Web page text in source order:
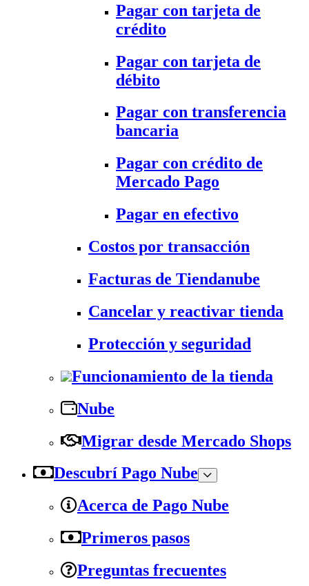
Pagar con tarjeta de
crédito
Pagar con tarjeta de
débito
Pagar con transferencia
bancaria
Pagar con crédito de
Mercado Pago
Pagar en efectivo
Costos por transacción
Facturas de Tiendanube
Cancelar y reactivar tienda
Protección y seguridad
Funcionamiento de la tienda
Nube
Migrar desde Mercado Shops
Descubrí Pago Nube
Acerca de Pago Nube
Primeros pasos
Preguntas frecuentes